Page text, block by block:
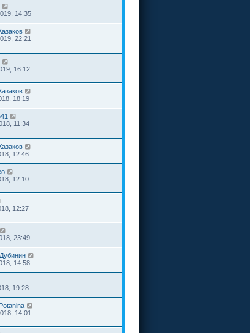
14:35
22:21
16:12
18:19
11:34
12:46
12:10
12:27
23:49
14:58
19:28
14:01